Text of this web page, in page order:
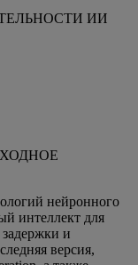
ИИ
нейронного
интеллект для
и
версия,